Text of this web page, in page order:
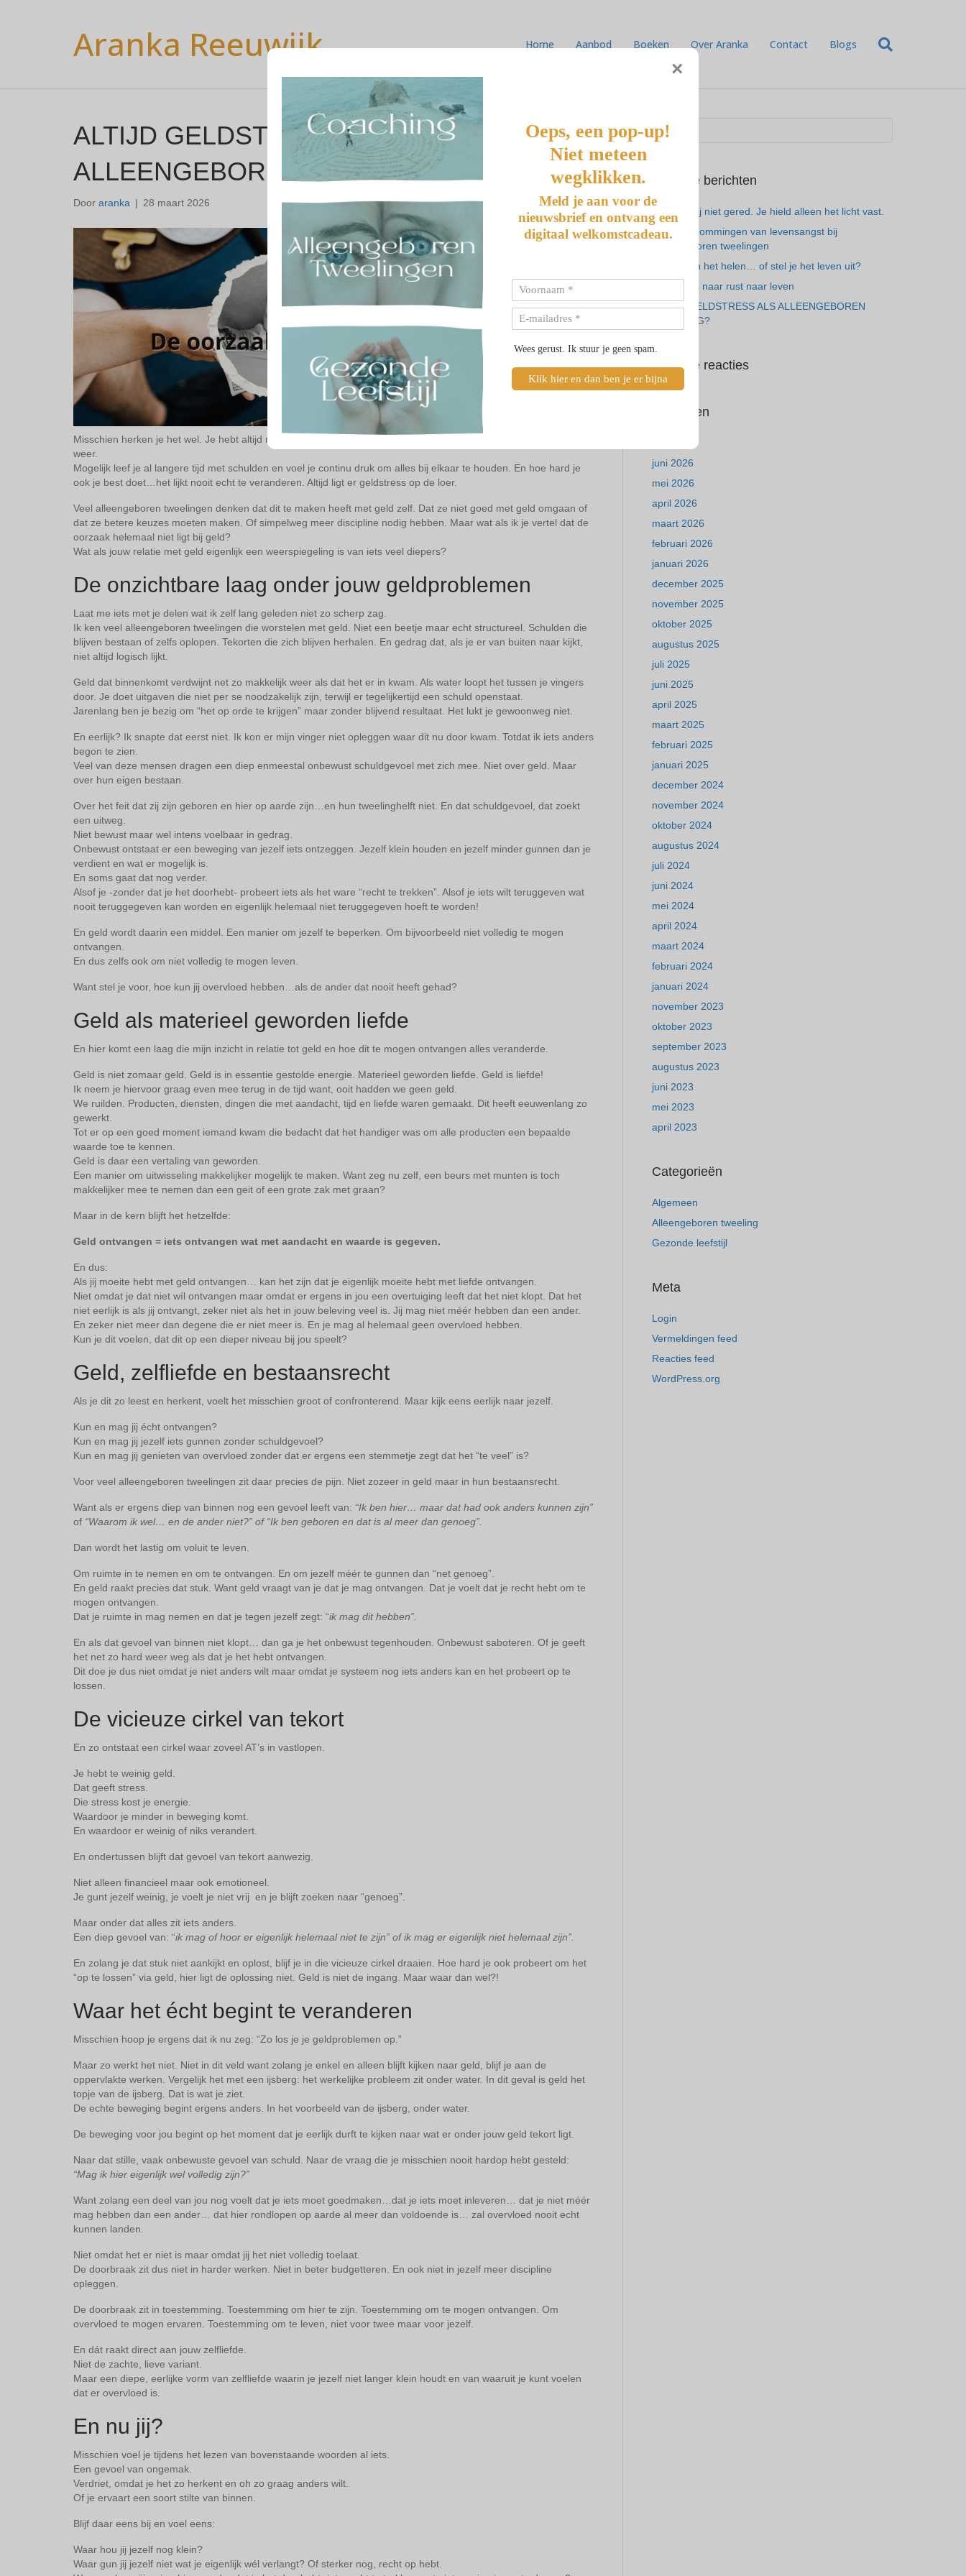
Aranka Reeuwijk Home Aanbod Boeken Over Aranka Contact Blogs
ALTIJD GELDSTRESS ALS
ALLEENGEBOREN TWEELING?
Door aranka | 28 maart 2026
Misschien herken je het wel. Je hebt altijd net te weinig geld of er komt geld binnen, maar het verdwijnt net zo snel
weer.
Mogelijk leef je al langere tijd met schulden en voel je continu druk om alles bij elkaar te houden. En hoe hard je
ook je best doet…het lijkt nooit echt te veranderen. Altijd ligt er geldstress op de loer.
Veel alleengeboren tweelingen denken dat dit te maken heeft met geld zelf. Dat ze niet goed met geld omgaan of
dat ze betere keuzes moeten maken. Of simpelweg meer discipline nodig hebben. Maar wat als ik je vertel dat de
oorzaak helemaal niet ligt bij geld?
Wat als jouw relatie met geld eigenlijk een weerspiegeling is van iets veel diepers?
De onzichtbare laag onder jouw geldproblemen
Laat me iets met je delen wat ik zelf lang geleden niet zo scherp zag.
Ik ken veel alleengeboren tweelingen die worstelen met geld. Niet een beetje maar echt structureel. Schulden die
blijven bestaan of zelfs oplopen. Tekorten die zich blijven herhalen. En gedrag dat, als je er van buiten naar kijkt,
niet altijd logisch lijkt.
Geld dat binnenkomt verdwijnt net zo makkelijk weer als dat het er in kwam. Als water loopt het tussen je vingers
door. Je doet uitgaven die niet per se noodzakelijk zijn, terwijl er tegelijkertijd een schuld openstaat.
Jarenlang ben je bezig om “het op orde te krijgen” maar zonder blijvend resultaat. Het lukt je gewoonweg niet.
En eerlijk? Ik snapte dat eerst niet. Ik kon er mijn vinger niet opleggen waar dit nu door kwam. Totdat ik iets anders
begon te zien.
Veel van deze mensen dragen een diep enmeestal onbewust schuldgevoel met zich mee. Niet over geld. Maar
over hun eigen bestaan.
Over het feit dat zij zijn geboren en hier op aarde zijn…en hun tweelinghelft niet. En dat schuldgevoel, dat zoekt
een uitweg.
Niet bewust maar wel intens voelbaar in gedrag.
Onbewust ontstaat er een beweging van jezelf iets ontzeggen. Jezelf klein houden en jezelf minder gunnen dan je
verdient en wat er mogelijk is.
En soms gaat dat nog verder.
Alsof je -zonder dat je het doorhebt- probeert iets als het ware “recht te trekken”. Alsof je iets wilt teruggeven wat
nooit teruggegeven kan worden en eigenlijk helemaal niet teruggegeven hoeft te worden!
En geld wordt daarin een middel. Een manier om jezelf te beperken. Om bijvoorbeeld niet volledig te mogen
ontvangen.
En dus zelfs ook om niet volledig te mogen leven.
Want stel je voor, hoe kun jij overvloed hebben…als de ander dat nooit heeft gehad?
Geld als materieel geworden liefde
En hier komt een laag die mijn inzicht in relatie tot geld en hoe dit te mogen ontvangen alles veranderde.
Geld is niet zomaar geld. Geld is in essentie gestolde energie. Materieel geworden liefde. Geld is liefde!
Ik neem je hiervoor graag even mee terug in de tijd want, ooit hadden we geen geld.
We ruilden. Producten, diensten, dingen die met aandacht, tijd en liefde waren gemaakt. Dit heeft eeuwenlang zo
gewerkt.
Tot er op een goed moment iemand kwam die bedacht dat het handiger was om alle producten een bepaalde
waarde toe te kennen.
Geld is daar een vertaling van geworden.
Een manier om uitwisseling makkelijker mogelijk te maken. Want zeg nu zelf, een beurs met munten is toch
makkelijker mee te nemen dan een geit of een grote zak met graan?
Maar in de kern blijft het hetzelfde:
Geld ontvangen = iets ontvangen wat met aandacht en waarde is gegeven.
En dus:
Als jij moeite hebt met geld ontvangen… kan het zijn dat je eigenlijk moeite hebt met liefde ontvangen.
Niet omdat je dat niet wíl ontvangen maar omdat er ergens in jou een overtuiging leeft dat het niet klopt. Dat het
niet eerlijk is als jij ontvangt, zeker niet als het in jouw beleving veel is. Jij mag niet méér hebben dan een ander.
En zeker niet meer dan degene die er niet meer is. En je mag al helemaal geen overvloed hebben.
Kun je dit voelen, dat dit op een dieper niveau bij jou speelt?
Geld, zelfliefde en bestaansrecht
Als je dit zo leest en herkent, voelt het misschien groot of confronterend. Maar kijk eens eerlijk naar jezelf.
Kun en mag jij écht ontvangen?
Kun en mag jij jezelf iets gunnen zonder schuldgevoel?
Kun en mag jij genieten van overvloed zonder dat er ergens een stemmetje zegt dat het “te veel” is?
Voor veel alleengeboren tweelingen zit daar precies de pijn. Niet zozeer in geld maar in hun bestaansrecht.
Want als er ergens diep van binnen nog een gevoel leeft van: “Ik ben hier… maar dat had ook anders kunnen zijn”
of “Waarom ik wel… en de ander niet?” of “Ik ben geboren en dat is al meer dan genoeg”.
Dan wordt het lastig om voluit te leven.
Om ruimte in te nemen en om te ontvangen. En om jezelf méér te gunnen dan “net genoeg”.
En geld raakt precies dat stuk. Want geld vraagt van je dat je mag ontvangen. Dat je voelt dat je recht hebt om te
mogen ontvangen.
Dat je ruimte in mag nemen en dat je tegen jezelf zegt: “ik mag dit hebben”.
En als dat gevoel van binnen niet klopt… dan ga je het onbewust tegenhouden. Onbewust saboteren. Of je geeft
het net zo hard weer weg als dat je het hebt ontvangen.
Dit doe je dus niet omdat je niet anders wilt maar omdat je systeem nog iets anders kan en het probeert op te
lossen.
De vicieuze cirkel van tekort
En zo ontstaat een cirkel waar zoveel AT’s in vastlopen.
Je hebt te weinig geld.
Dat geeft stress.
Die stress kost je energie.
Waardoor je minder in beweging komt.
En waardoor er weinig of niks verandert.
En ondertussen blijft dat gevoel van tekort aanwezig.
Niet alleen financieel maar ook emotioneel.
Je gunt jezelf weinig, je voelt je niet vrij en je blijft zoeken naar “genoeg”.
Maar onder dat alles zit iets anders.
Een diep gevoel van: “ik mag of hoor er eigenlijk helemaal niet te zijn” of ik mag er eigenlijk niet helemaal zijn”.
En zolang je dat stuk niet aankijkt en oplost, blijf je in die vicieuze cirkel draaien. Hoe hard je ook probeert om het
“op te lossen” via geld, hier ligt de oplossing niet. Geld is niet de ingang. Maar waar dan wel?!
Waar het écht begint te veranderen
Misschien hoop je ergens dat ik nu zeg: “Zo los je je geldproblemen op.”
Maar zo werkt het niet. Niet in dit veld want zolang je enkel en alleen blijft kijken naar geld, blijf je aan de
oppervlakte werken. Vergelijk het met een ijsberg: het werkelijke probleem zit onder water. In dit geval is geld het
topje van de ijsberg. Dat is wat je ziet.
De echte beweging begint ergens anders. In het voorbeeld van de ijsberg, onder water.
De beweging voor jou begint op het moment dat je eerlijk durft te kijken naar wat er onder jouw geld tekort ligt.
Naar dat stille, vaak onbewuste gevoel van schuld. Naar de vraag die je misschien nooit hardop hebt gesteld:
“Mag ik hier eigenlijk wel volledig zijn?”
Want zolang een deel van jou nog voelt dat je iets moet goedmaken…dat je iets moet inleveren… dat je niet méér
mag hebben dan een ander… dat hier rondlopen op aarde al meer dan voldoende is… zal overvloed nooit echt
kunnen landen.
Niet omdat het er niet is maar omdat jij het niet volledig toelaat.
De doorbraak zit dus niet in harder werken. Niet in beter budgetteren. En ook niet in jezelf meer discipline
opleggen.
De doorbraak zit in toestemming. Toestemming om hier te zijn. Toestemming om te mogen ontvangen. Om
overvloed te mogen ervaren. Toestemming om te leven, niet voor twee maar voor jezelf.
En dát raakt direct aan jouw zelfliefde.
Niet de zachte, lieve variant.
Maar een diepe, eerlijke vorm van zelfliefde waarin je jezelf niet langer klein houdt en van waaruit je kunt voelen
dat er overvloed is.
En nu jij?
Misschien voel je tijdens het lezen van bovenstaande woorden al iets.
Een gevoel van ongemak.
Verdriet, omdat je het zo herkent en oh zo graag anders wilt.
Of je ervaart een soort stilte van binnen.
Blijf daar eens bij en voel eens:
Waar hou jij jezelf nog klein?
Waar gun jij jezelf niet wat je eigenlijk wél verlangt? Of sterker nog, recht op hebt.
Recente berichten
Je hebt mij niet gered. Je hield alleen het licht vast.
De 7 vermommingen van levensangst bij
alleengeboren tweelingen
Ben je aan het helen… of stel je het leven uit?
Van gemis naar rust naar leven
ALTIJD GELDSTRESS ALS ALLEENGEBOREN
TWEELING?
Recente reacties
Archieven
juni 2026
mei 2026
april 2026
maart 2026
februari 2026
januari 2026
december 2025
november 2025
oktober 2025
augustus 2025
juli 2025
juni 2025
april 2025
maart 2025
februari 2025
januari 2025
december 2024
november 2024
oktober 2024
augustus 2024
juli 2024
juni 2024
mei 2024
april 2024
maart 2024
februari 2024
januari 2024
november 2023
oktober 2023
september 2023
augustus 2023
juni 2023
mei 2023
april 2023
Categorieën
Algemeen
Alleengeboren tweeling
Gezonde leefstijl
Meta
Login
Vermeldingen feed
Reacties feed
WordPress.org
×
Oeps, een pop-up!
Niet meteen
wegklikken.
Meld je aan voor de
nieuwsbrief en ontvang een
digitaal welkomstcadeau.
Wees gerust. Ik stuur je geen spam.
Klik hier en dan ben je er bijna